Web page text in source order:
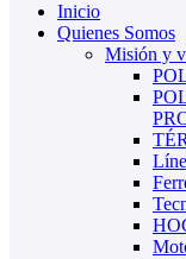
Inicio
Quienes Somos
Misión y